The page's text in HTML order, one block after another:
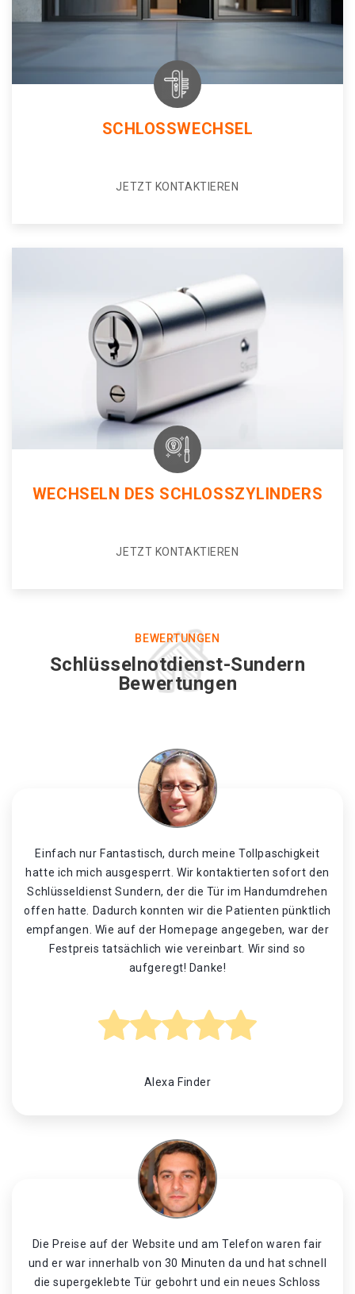
SCHLOSSWECHSEL
JETZT KONTAKTIEREN
WECHSELN DES SCHLOSSZYLINDERS
JETZT KONTAKTIEREN
BEWERTUNGEN
Schlüsselnotdienst-Sundern
Bewertungen
Einfach nur Fantastisch, durch meine Tollpaschigkeit
hatte ich mich ausgesperrt. Wir kontaktierten sofort den
Schlüsseldienst Sundern, der die Tür im Handumdrehen
offen hatte. Dadurch konnten wir die Patienten pünktlich
empfangen. Wie auf der Homepage angegeben, war der
Festpreis tatsächlich wie vereinbart. Wir sind so
aufgeregt! Danke!
Alexa Finder
Die Preise auf der Website und am Telefon waren fair
und er war innerhalb von 30 Minuten da und hat schnell
die supergeklebte Tür gebohrt und ein neues Schloss